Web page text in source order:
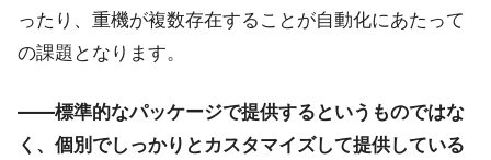
ったり、重機が複数存在することが自動化にあたって
の課題となります。
――標準的なパッケージで提供するというものではな
く、個別でしっかりとカスタマイズして提供している